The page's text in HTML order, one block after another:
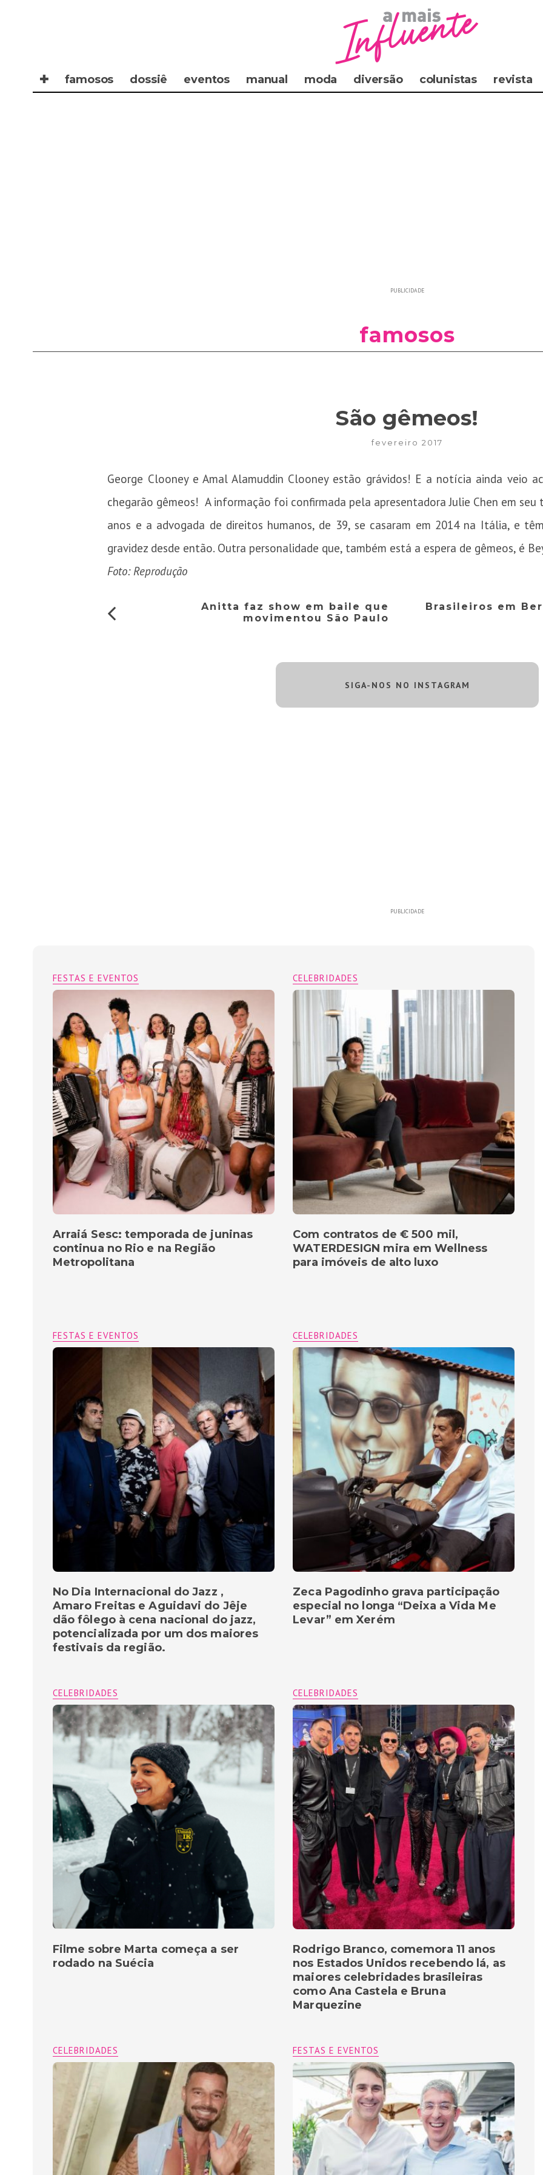
✚ famosos dossiê eventos manual moda diversão colunistas revista
PUBLICIDADE
famosos
São gêmeos!
fevereiro 2017
George Clooney e Amal Alamuddin Clooney estão grávidos! E a notícia ainda veio
chegarão gêmeos! A informação foi confirmada pela apresentadora Julie Chen em seu
anos e a advogada de direitos humanos, de 39, se casaram em 2014 na Itália, e
gravidez desde então. Outra personalidade que, também está a espera de gêmeos, é
Foto: Reprodução
Anitta faz show em baile que
movimentou São Paulo
Brasileiros em
SIGA-NOS NO INSTAGRAM
PUBLICIDADE
CELEBRIDADES
Com contratos de € 500 mil,
WATERDESIGN mira em Wellness
para imóveis de alto luxo
FESTAS E EVENTOS
Arraiá Sesc: temporada de juninas
continua no Rio e na Região
Metropolitana
CELEBRIDADES
Zeca Pagodinho grava participação
especial no longa “Deixa a Vida Me
Levar” em Xerém
FESTAS E EVENTOS
No Dia Internacional do Jazz ,
Amaro Freitas e Aguidavi do Jêje
dão fôlego à cena nacional do jazz,
potencializada por um dos maiores
festivais da região.
CELEBRIDADES
Rodrigo Branco, comemora 11 anos
nos Estados Unidos recebendo lá, as
maiores celebridades brasileiras
como Ana Castela e Bruna
Marquezine
CELEBRIDADES
Filme sobre Marta começa a ser
rodado na Suécia
FESTAS E EVENTOS
CELEBRIDADES